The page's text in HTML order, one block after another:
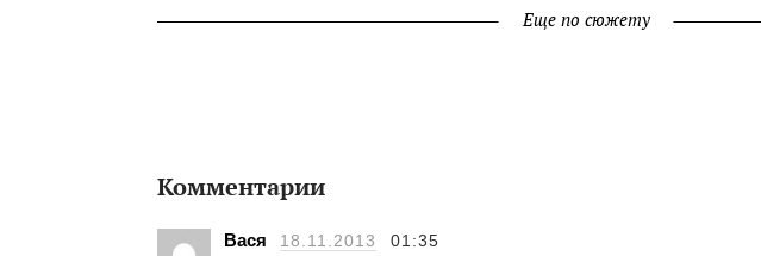
Еще по сюжету
Комментарии
Вася 18.11.2013 01:35